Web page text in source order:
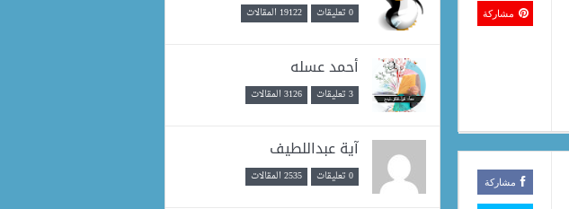
مشاركة
مشاركة
0 تعليقات 19122 المقالات
أحمد عسله
3 تعليقات 3126 المقالات
آية عبداللطيف
0 تعليقات 2535 المقالات